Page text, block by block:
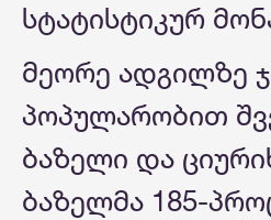
სტატისტიკურ
მეორე ადგილზე
პოპულარობით
ბაზელი და
ბაზელმა 185-